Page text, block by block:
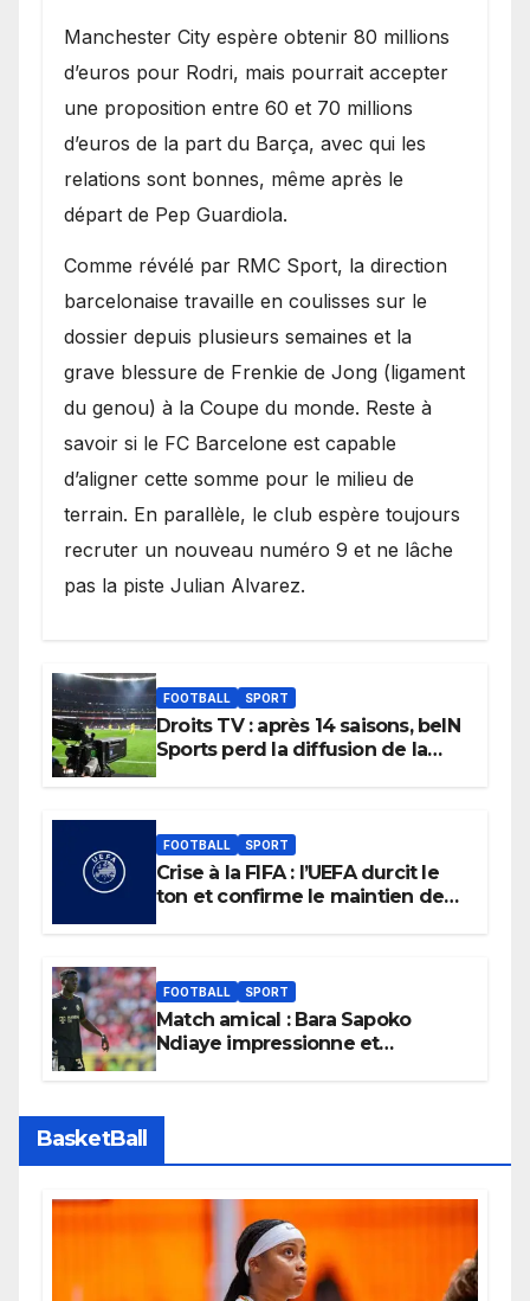
​Manchester City espère obtenir 80 millions
d’euros pour Rodri, mais pourrait accepter
une proposition entre 60 et 70 millions
d’euros de la part du Barça, avec qui les
relations sont bonnes, même après le
départ de Pep Guardiola.
​Comme révélé par RMC Sport, la direction
barcelonaise travaille en coulisses sur le
dossier depuis plusieurs semaines et la
grave blessure de Frenkie de Jong (ligament
du genou) à la Coupe du monde. Reste à
savoir si le FC Barcelone est capable
d’aligner cette somme pour le milieu de
terrain. En parallèle, le club espère toujours
recruter un nouveau numéro 9 et ne lâche
pas la piste Julian Alvarez.
FOOTBALL SPORT
Droits TV : après 14 saisons, beIN
Sports perd la diffusion de la
FOOTBALL SPORT
Crise à la FIFA : l’UEFA durcit le
ton et confirme le maintien de
FOOTBALL SPORT
Match amical : Bara Sapoko
Ndiaye impressionne et
BasketBall